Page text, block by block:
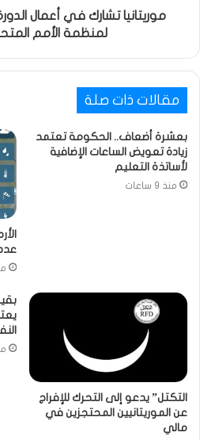
لمنظمة الأمم
مقالات ذات صلة
بعشرة أضعاف.. الحكومة تعتمد
زيادة تعويض الساعات الإضافية
لأساتذة التعليم
منذ 9 ساعات
منذ
التكتل” يدعو إلى التحرك للإفراج
عن الموريتانيين المحتجزين في
مالي